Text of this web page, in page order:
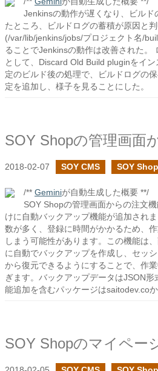
Jenkinsの動作が遅くなり、ビルド
たところ、ビルドログの蓄積が原因と
(/var/lib/jenkins/jobs/プロジェクト名/
ることでJenkinsの動作は改善された。
として、Discard Old Build pluginをイ
定のビルド後の処理で、ビルドログの
定を追加し、様子を見ることにした。
2018-02-07 SOY CMS SOY Shop
/** Geminiが自動生成した概要 **/
SOY Shopの管理画面からの注文
けに自動バックアップ機能が追加され
数が多く、登録に時間がかかるため、
しまう可能性があります。この機能は
に自動でバックアップを作成し、セッ
から復元できるようにすることで、作
ぎます。バックアップデータはJSON
能追加を含むパッケージはsaitodev.co